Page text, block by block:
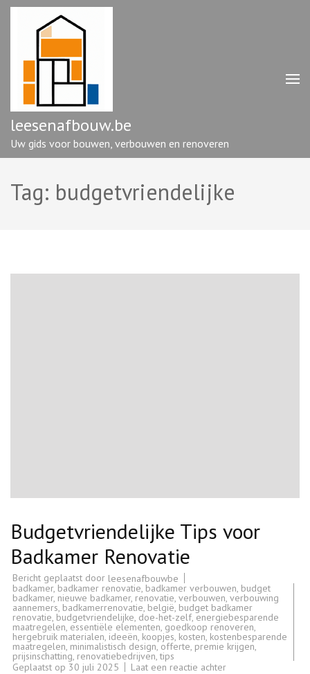
Ga
enter)
leesenafbouw.be
Uw gids voor bouwen, verbouwen en renoveren
Tag: budgetvriendelijke
Budgetvriendelijke Tips voor
Badkamer Renovatie
Bericht geplaatst door leesenafbouwbe
badkamer, badkamer renovatie, badkamer verbouwen, budget
badkamer, nieuwe badkamer, renovatie, verbouwen, verbouwing
aannemers, badkamerrenovatie, belgië, budget badkamer
renovatie, budgetvriendelijke, doe-het-zelf,energiebesparende
maatregelen, essentiële elementen, goedkoop renoveren,
hergebruik materialen, ideeën, koopjes, kosten, kostenbesparende
maatregelen, minimalistisch design, offerte, premie krijgen,
prijsinschatting, renovatiebedrijven,tips
Geplaatst op 30 juli 2025 Laat een reactie achterop